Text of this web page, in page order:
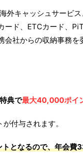
キャッシュサービ
ド、ETCカード、
社からの収納事務を
典で最大40,000ポイ
付与されます。
となるので、年会費